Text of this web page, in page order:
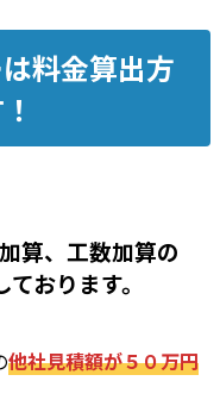
料金算出方
算、工数加算の
おります。
他社見積額が５０万円